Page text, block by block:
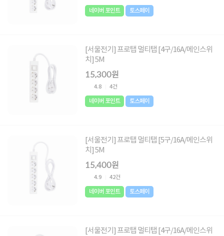
네이버 포인트 토스페이
[서울전기] 프로탭 멀티탭 [4구/16A/메인스위
치] 5M
15,300원
4.8 4건
네이버 포인트 토스페이
[서울전기] 프로탭 멀티탭 [5구/16A/메인스위
치] 5M
15,400원
4.9 42건
네이버 포인트 토스페이
[서울전기] 프로탭 멀티탭 [4구/16A/메인스위